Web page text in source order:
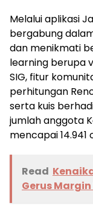
Melalui aplikasi
bergabung
dan menikmati
learning berupa
SIG, fitur
perhitungan
serta kuis
jumlah anggota
mencapai 14.941
Read
Gerus